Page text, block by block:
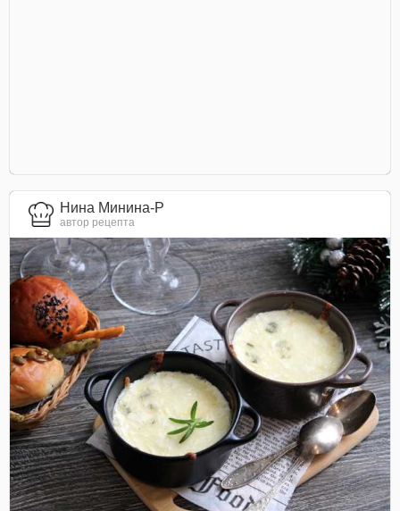
Нина Минина-Р
автор рецепта